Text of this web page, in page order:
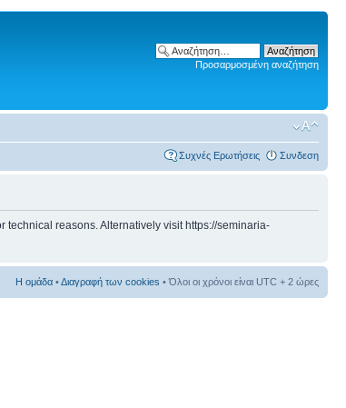
Προσαρμοσμένη αναζήτηση
Συχνές Ερωτήσεις Συνδεση
technical reasons. Alternatively visit https://seminaria-
Η ομάδα •Διαγραφή των cookies • Όλοι οι χρόνοι είναι UTC + 2 ώρες